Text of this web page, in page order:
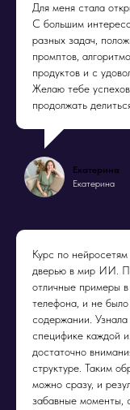
Для меня стала
С большим
разных задач,
промптов,
продуктов и с
Желаю тебе
продолжать
Екатерина
Екатерина
Курс по
дверью в мир ИИ.
отличные примеры
телефона, и не
содержании.
специфике каждой
достаточно
структуре. Таким
можно сразу, и
забавные моменты,